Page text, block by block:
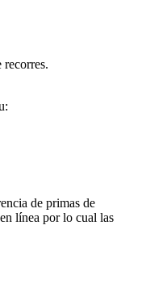
recorres.
de primas de
línea por lo cual las